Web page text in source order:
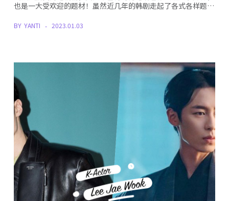
也是一大受欢迎的题材！虽然近几年的韩剧走起了各式各样题…
BY YANTI 2023.01.03